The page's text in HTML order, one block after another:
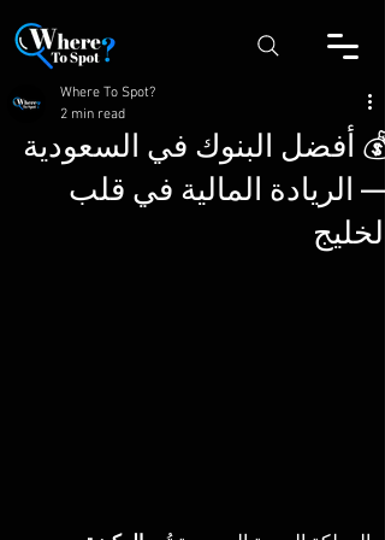
💰 أفضل البنوك في السعودية
— الريادة المالية في قلب
الخليج
Where To Spot?
2 min read